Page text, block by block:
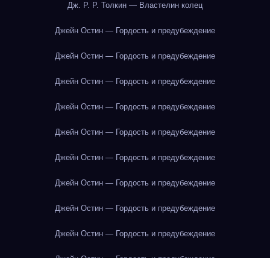
Дж. Р. Р. Толкин — Властелин колец
Джейн Остин — Гордость и предубеждение
Джейн Остин — Гордость и предубеждение
Джейн Остин — Гордость и предубеждение
Джейн Остин — Гордость и предубеждение
Джейн Остин — Гордость и предубеждение
Джейн Остин — Гордость и предубеждение
Джейн Остин — Гордость и предубеждение
Джейн Остин — Гордость и предубеждение
Джейн Остин — Гордость и предубеждение